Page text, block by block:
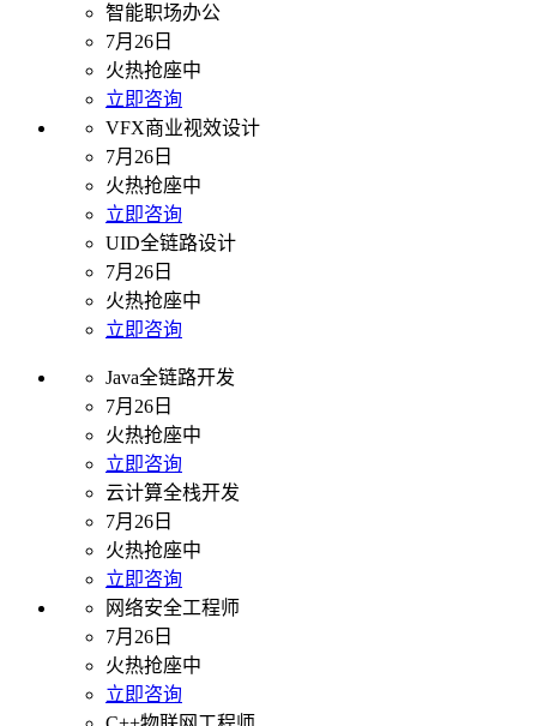
智能职场办公
7月26日
火热抢座中
立即咨询
VFX商业视效设计
7月26日
火热抢座中
立即咨询
UID全链路设计
7月26日
火热抢座中
立即咨询
Java全链路开发
7月26日
火热抢座中
立即咨询
云计算全栈开发
7月26日
火热抢座中
立即咨询
网络安全工程师
7月26日
火热抢座中
立即咨询